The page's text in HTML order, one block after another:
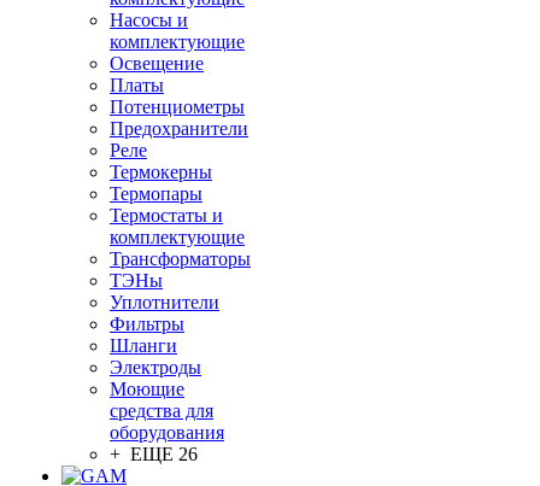
Насосы и
комплектующие
Освещение
Платы
Потенциометры
Предохранители
Реле
Термокерны
Термопары
Термостаты и
комплектующие
Трансформаторы
ТЭНы
Уплотнители
Фильтры
Шланги
Электроды
Моющие
средства для
оборудования
+ ЕЩЕ 26